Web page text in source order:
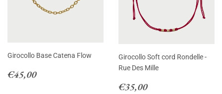
Girocollo Base Catena Flow
Prezzo
€45,00€45,00
Girocollo Soft cord Rondelle -
Rue Des Mille
Prezzo
€35,00€35,00